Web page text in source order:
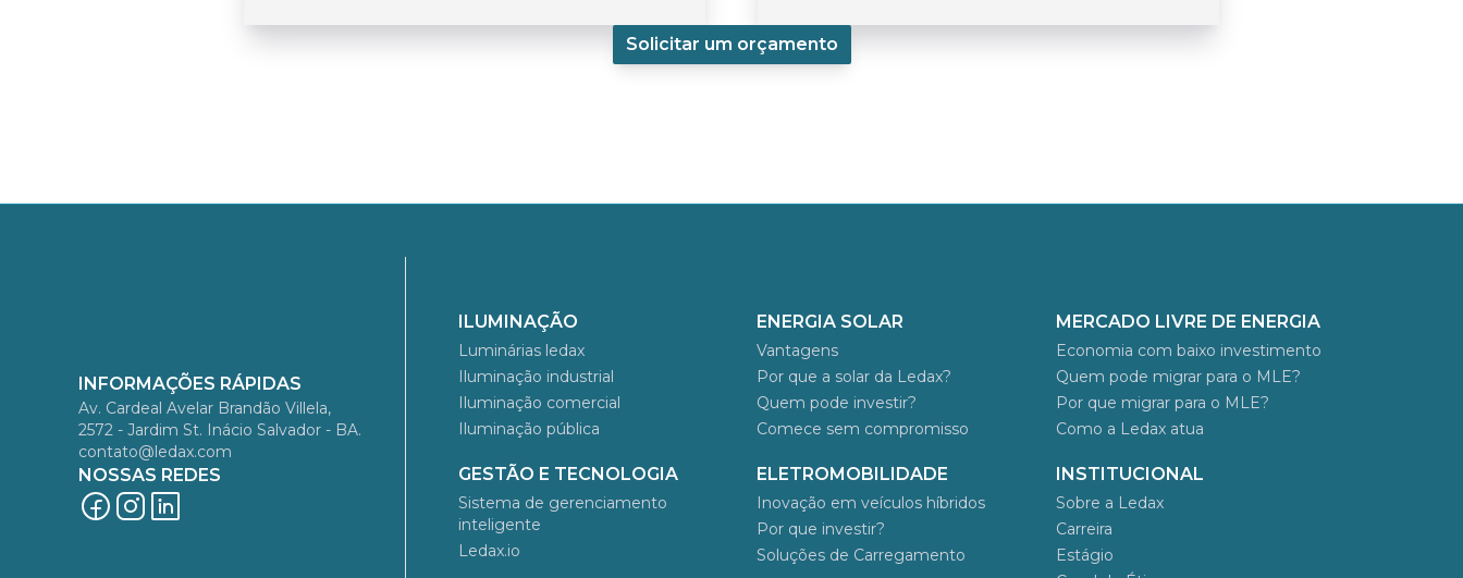
Solicitar um orçamento
INFORMAÇÕES RÁPIDAS
Av. Cardeal Avelar Brandão Villela,
2572 - Jardim St. Inácio Salvador - BA.
contato@ledax.com
NOSSAS REDES
ILUMINAÇÃO
Luminárias ledax
Iluminação industrial
Iluminação comercial
Iluminação pública
ENERGIA SOLAR
Vantagens
Por que a solar da Ledax?
Quem pode investir?
Comece sem compromisso
MERCADO LIVRE DE ENERGIA
Economia com baixo investimento
Quem pode migrar para o MLE?
Por que migrar para o MLE?
Como a Ledax atua
GESTÃO E TECNOLOGIA
Sistema de gerenciamento
inteligente
Ledax.io
ELETROMOBILIDADE
Inovação em veículos híbridos
Por que investir?
Soluções de Carregamento
INSTITUCIONAL
Sobre a Ledax
Carreira
Estágio